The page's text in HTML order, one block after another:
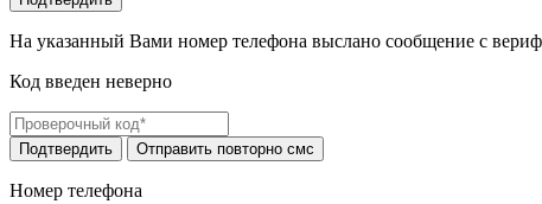
На указанный Вами номер телефона выслано сообщение с
Код введен неверно
Номер телефона